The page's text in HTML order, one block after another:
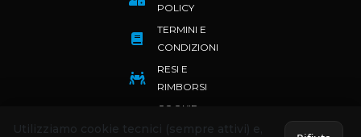
POLICY
TERMINI E
CONDIZIONI
RESI E
RIMBORSI
COOKIE
POLICY
Utilizziamo cookie tecnici (sempre attivi) e,